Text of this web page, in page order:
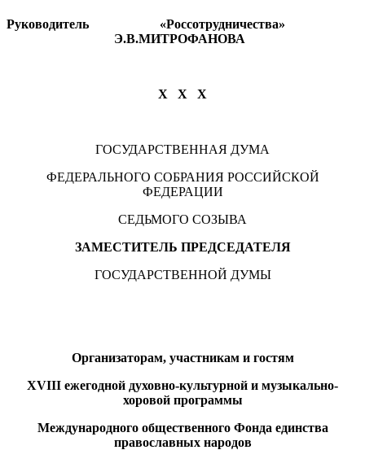
Руководитель «Россотрудничества»
Э.В.МИТРОФАНОВА
Х Х Х
ГОСУДАРСТВЕННАЯ ДУМА
ФЕДЕРАЛЬНОГО СОБРАНИЯ РОССИЙСКОЙ
ФЕДЕРАЦИИ
СЕДЬМОГО СОЗЫВА
ЗАМЕСТИТЕЛЬ ПРЕДСЕДАТЕЛЯ
ГОСУДАРСТВЕННОЙ ДУМЫ
Организаторам, участникам и гостям
XVIII ежегодной духовно-культурной и музыкально-
хоровой программы
Международного общественного Фонда единства
православных народов